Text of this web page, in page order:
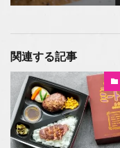
関連する記事